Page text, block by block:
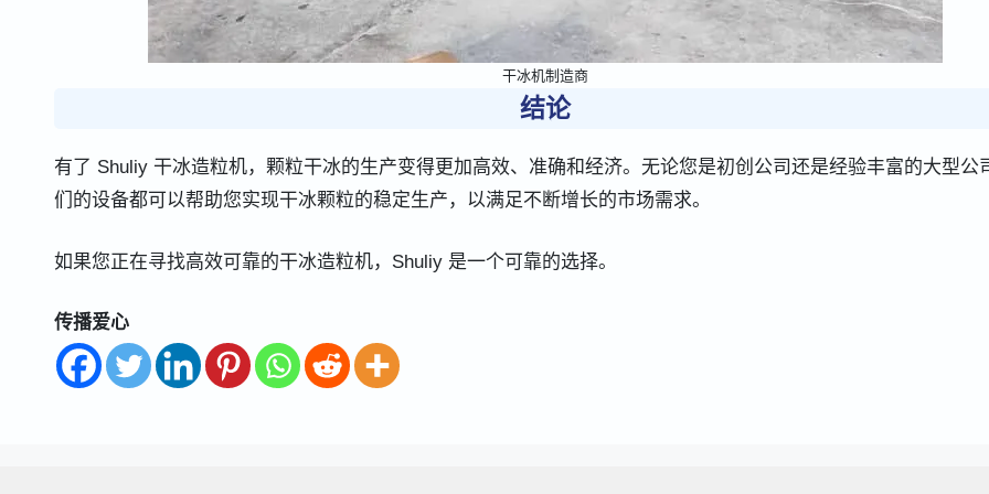
干冰机制造商
结论
有了 Shuliy 干冰造粒机，颗粒干冰的生产变得更加高效、准确和经济。无论您是初创公司还是经验丰富的大型公
们的设备都可以帮助您实现干冰颗粒的稳定生产，以满足不断增长的市场需求。
如果您正在寻找高效可靠的干冰造粒机，Shuliy 是一个可靠的选择。
传播爱心